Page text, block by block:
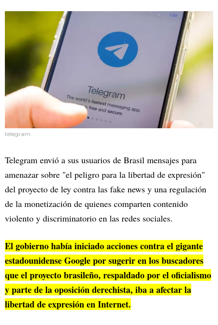
telegram
Telegram envió a sus usuarios de Brasil mensajes para
amenazar sobre "el peligro para la libertad de expresión"
del proyecto de ley contra las fake news y una regulación
de la monetización de quienes comparten contenido
violento y discriminatorio en las redes sociales.
El gobierno había iniciado acciones contra el gigante
estadounidense Google por sugerir en los buscadores
que el proyecto brasileño, respaldado por el oficialismo
y parte de la oposición derechista, iba a afectar la
libertad de expresión en Internet.